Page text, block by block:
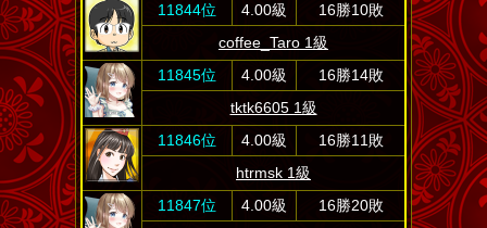
11844位
4.00級
16勝10敗
coffee_Taro 1級
11845位
4.00級
16勝14敗
tktk6605 1級
11846位
4.00級
16勝11敗
htrmsk 1級
11847位
4.00級
16勝20敗